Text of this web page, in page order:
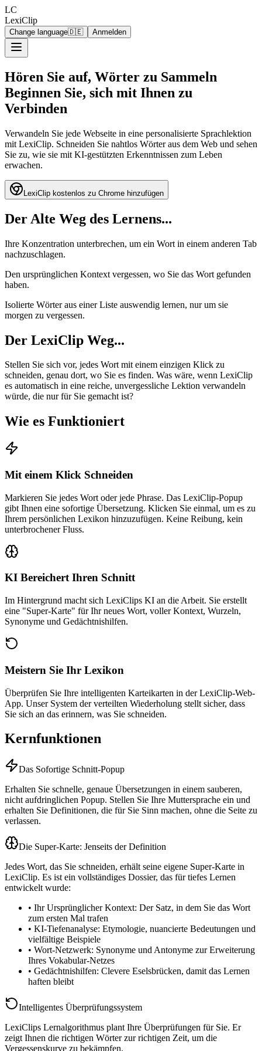
LC
LexiClip
Change language🇩🇪 Anmelden
Hören Sie auf, Wörter zu Sammeln
Beginnen Sie, sich mit Ihnen zu
Verbinden
Verwandeln Sie jede Webseite in eine personalisierte Sprachlektion
mit LexiClip. Schneiden Sie nahtlos Wörter aus dem Web und sehen
Sie zu, wie sie mit KI-gestützten Erkenntnissen zum Leben
erwachen.
LexiClip kostenlos zu Chrome hinzufügen
Der Alte Weg des Lernens...
Ihre Konzentration unterbrechen, um ein Wort in einem anderen Tab
nachzuschlagen.
Den ursprünglichen Kontext vergessen, wo Sie das Wort gefunden
haben.
Isolierte Wörter aus einer Liste auswendig lernen, nur um sie
morgen zu vergessen.
Der LexiClip Weg...
Stellen Sie sich vor, jedes Wort mit einem einzigen Klick zu
schneiden, genau dort, wo Sie es finden. Was wäre, wenn LexiClip
es automatisch in eine reiche, unvergessliche Lektion verwandeln
würde, die nur für Sie gemacht ist?
Wie es Funktioniert
Mit einem Klick Schneiden
Markieren Sie jedes Wort oder jede Phrase. Das LexiClip-Popup
gibt Ihnen eine sofortige Übersetzung. Klicken Sie einmal, um es zu
Ihrem persönlichen Lexikon hinzuzufügen. Keine Reibung, kein
unterbrochener Fluss.
KI Bereichert Ihren Schnitt
Im Hintergrund macht sich LexiClips KI an die Arbeit. Sie erstellt
eine "Super-Karte" für Ihr neues Wort, voller Kontext, Wurzeln,
Synonyme und Gedächtnishilfen.
Meistern Sie Ihr Lexikon
Überprüfen Sie Ihre intelligenten Karteikarten in der LexiClip-Web-
App. Unser System der verteilten Wiederholung stellt sicher, dass
Sie sich an das erinnern, was Sie schneiden.
Kernfunktionen
Das Sofortige Schnitt-Popup
Erhalten Sie schnelle, genaue Übersetzungen in einem sauberen,
nicht aufdringlichen Popup. Stellen Sie Ihre Muttersprache ein und
erhalten Sie Definitionen, die für Sie Sinn machen, ohne die Seite zu
verlassen.
Die Super-Karte: Jenseits der Definition
Jedes Wort, das Sie schneiden, erhält seine eigene Super-Karte in
LexiClip. Es ist ein vollständiges Dossier, das für tiefes Lernen
entwickelt wurde:
• Ihr Ursprünglicher Kontext: Der Satz, in dem Sie das Wort
zum ersten Mal trafen
• KI-Tiefenanalyse: Etymologie, nuancierte Bedeutungen und
vielfältige Beispiele
• Wort-Netzwerk: Synonyme und Antonyme zur Erweiterung
Ihres Vokabular-Netzes
• Gedächtnishilfen: Clevere Eselsbrücken, damit das Lernen
haften bleibt
Intelligentes Überprüfungssystem
LexiClips Lernalgorithmus plant Ihre Überprüfungen für Sie. Er
zeigt Ihnen die richtigen Wörter zur richtigen Zeit, um die
Vergessenskurve zu bekämpfen.